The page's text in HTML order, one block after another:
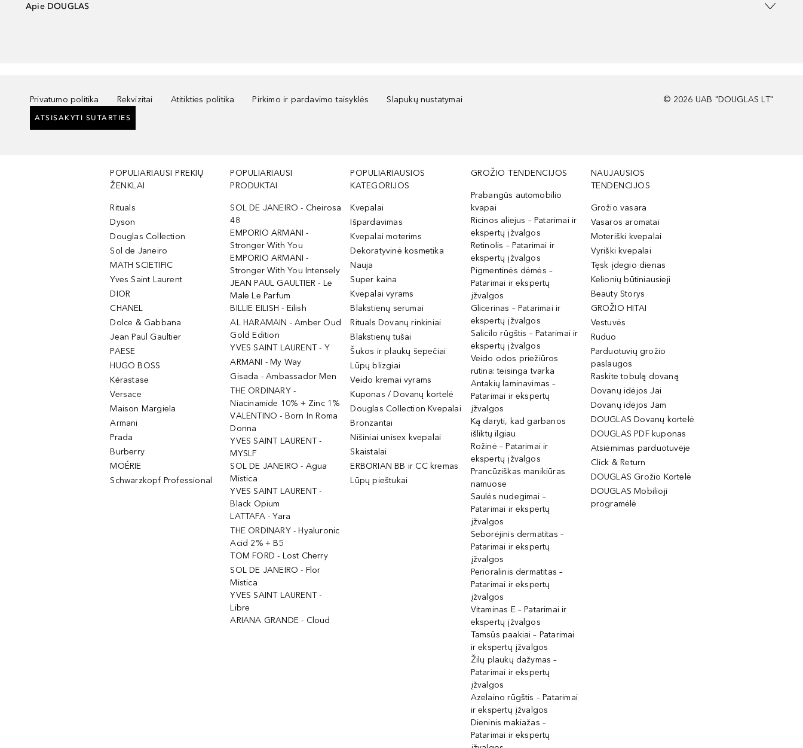
Apie DOUGLAS
Privatumo politika Rekvizitai Atitikties politika Pirkimo ir pardavimo taisyklės Slapukų nustatymai
ATSISAKYTI SUTARTIES
© 2026 UAB "DOUGLAS LT"
POPULIARIAUSI PREKIŲ
ŽENKLAI
Rituals
Dyson
Douglas Collection
Sol de Janeiro
MATH SCIETIFIC
Yves Saint Laurent
DIOR
CHANEL
Dolce & Gabbana
Jean Paul Gaultier
PAESE
HUGO BOSS
Kérastase
Versace
Maison Margiela
Armani
Prada
Burberry
MOÉRIE
Schwarzkopf Professional
POPULIARIAUSI
PRODUKTAI
SOL DE JANEIRO - Cheirosa
48
EMPORIO ARMANI -
Stronger With You
EMPORIO ARMANI -
Stronger With You Intensely
JEAN PAUL GAULTIER - Le
Male Le Parfum
BILLIE EILISH - Eilish
AL HARAMAIN - Amber Oud
Gold Edition
YVES SAINT LAURENT - Y
ARMANI - My Way
Gisada - Ambassador Men
THE ORDINARY -
Niacinamide 10% + Zinc 1%
VALENTINO - Born In Roma
Donna
YVES SAINT LAURENT -
MYSLF
SOL DE JANEIRO - Agua
Mistica
YVES SAINT LAURENT -
Black Opium
LATTAFA - Yara
THE ORDINARY - Hyaluronic
Acid 2% + B5
TOM FORD - Lost Cherry
SOL DE JANEIRO - Flor
Mistica
YVES SAINT LAURENT -
Libre
ARIANA GRANDE - Cloud
POPULIARIAUSIOS
KATEGORIJOS
Kvepalai
Išpardavimas
Kvepalai moterims
Dekoratyvinė kosmetika
Nauja
Super kaina
Kvepalai vyrams
Blakstienų serumai
Rituals Dovanų rinkiniai
Blakstienų tušai
Šukos ir plaukų šepečiai
Lūpų blizgiai
Veido kremai vyrams
Kuponas / Dovanų kortelė
Douglas Collection Kvepalai
Bronzantai
Nišiniai unisex kvepalai
Skaistalai
ERBORIAN BB ir CC kremas
Lūpų pieštukai
GROŽIO TENDENCIJOS
Prabangūs automobilio
kvapai
Ricinos aliejus – Patarimai ir
ekspertų įžvalgos
Retinolis – Patarimai ir
ekspertų įžvalgos
Pigmentinės dėmės –
Patarimai ir ekspertų
įžvalgos
Glicerinas – Patarimai ir
ekspertų įžvalgos
Salicilo rūgštis – Patarimai ir
ekspertų įžvalgos
Veido odos priežiūros
rutina: teisinga tvarka
Antakių laminavimas –
Patarimai ir ekspertų
įžvalgos
Ką daryti, kad garbanos
išliktų ilgiau
Rožinė – Patarimai ir
ekspertų įžvalgos
Prancūziškas manikiūras
namuose
Saulės nudegimai –
Patarimai ir ekspertų
įžvalgos
Seborėjinis dermatitas –
Patarimai ir ekspertų
įžvalgos
Perioralinis dermatitas –
Patarimai ir ekspertų
įžvalgos
Vitaminas E – Patarimai ir
ekspertų įžvalgos
Tamsūs paakiai – Patarimai
ir ekspertų įžvalgos
Žilų plaukų dažymas –
Patarimai ir ekspertų
įžvalgos
Azelaino rūgštis – Patarimai
ir ekspertų įžvalgos
Dieninis makiažas –
Patarimai ir ekspertų
NAUJAUSIOS
TENDENCIJOS
Grožio vasara
Vasaros aromatai
Moteriški kvepalai
Vyriški kvepalai
Tęsk įdegio dienas
Kelionių būtiniausieji
Beauty Storys
GROŽIO HITAI
Vestuvės
Ruduo
Parduotuvių grožio
paslaugos
Raskite tobulą dovaną
Dovanų idėjos Jai
Dovanų idėjos Jam
DOUGLAS Dovanų kortelė
DOUGLAS PDF kuponas
Atsiėmimas parduotuvėje
Click & Return
DOUGLAS Grožio Kortelė
DOUGLAS Mobilioji
programėlė